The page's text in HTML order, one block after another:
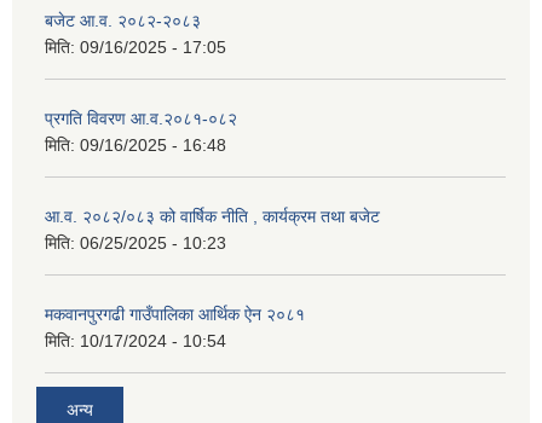
बजेट आ.व. २०८२-२०८३
मिति: 09/16/2025 - 17:05
प्रगति विवरण आ.व.२०८१-०८२
मिति: 09/16/2025 - 16:48
आ.व. २०८२/०८३ को वार्षिक नीति , कार्यक्रम तथा बजेट
मिति: 06/25/2025 - 10:23
मकवानपुरगढी गाउँपालिका आर्थिक ‌‌‌ऐन २०८१
मिति: 10/17/2024 - 10:54
अन्य